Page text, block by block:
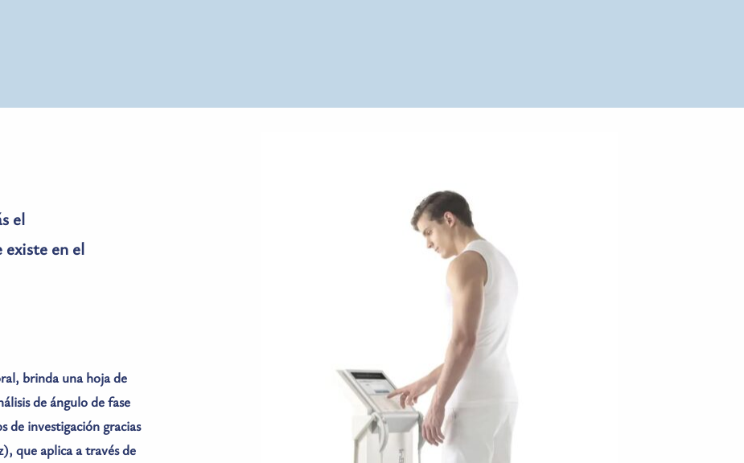
el
en el
brinda una hoja de
de ángulo de fase
de investigación gracias
que aplica a través de